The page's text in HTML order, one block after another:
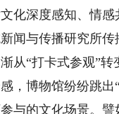
化深度感知、情
闻与传播研究所
从“打卡式参观”转
博物馆纷纷跳出“
与的文化场景。